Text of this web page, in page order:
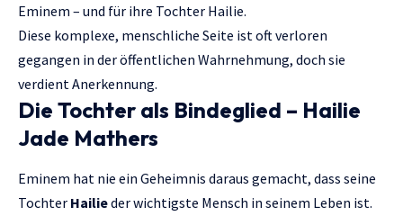
Eminem – und für ihre Tochter Hailie.
Diese komplexe, menschliche Seite ist oft verloren
gegangen in der öffentlichen Wahrnehmung, doch sie
verdient Anerkennung.
Die Tochter als Bindeglied – Hailie
Jade Mathers
Eminem hat nie ein Geheimnis daraus gemacht, dass seine
Tochter Hailieder wichtigste Mensch in seinem Leben ist.